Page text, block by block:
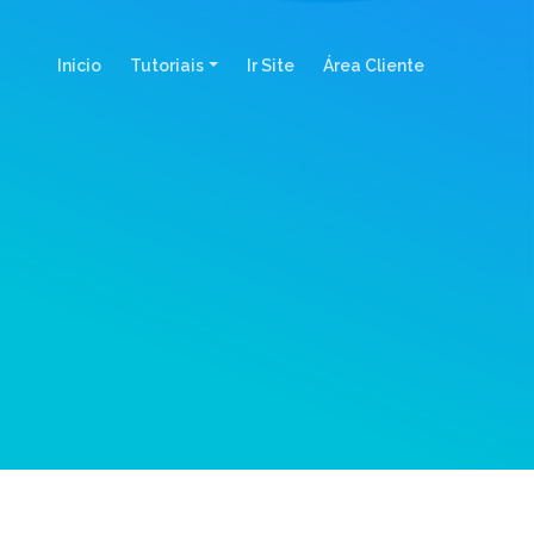
Inicio(current)
Tutoriais Ir Site Área Cliente